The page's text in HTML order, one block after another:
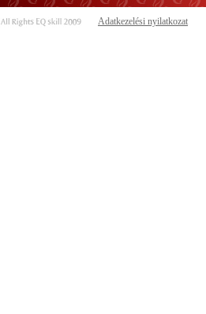
Adatkezelési nyilatkozat